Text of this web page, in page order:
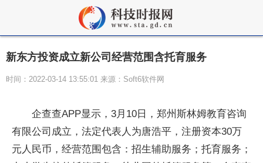
新东方投资成立新公司经营范围含托育服务
时间：2022-03-14 13:55:01 来源：Soft6软件网
企查查APP显示，3月10日，郑州斯林姆教育咨询
有限公司成立，法定代表人为唐浩平，注册资本30万
元人民币，经营范围包含：招生辅助服务；托育服务；